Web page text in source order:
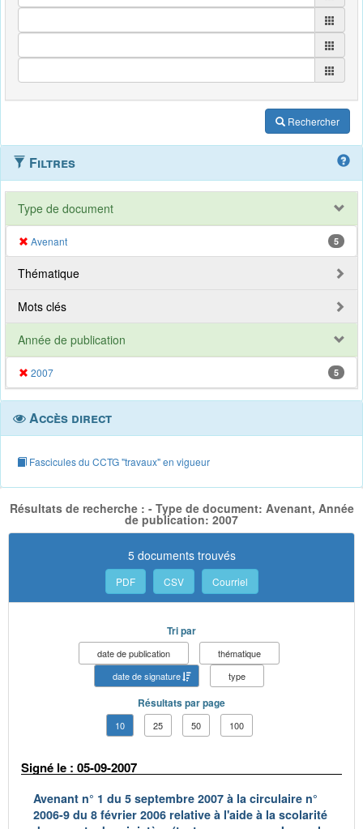
Rechercher
Filtres
Type de document
Avenant 5
Thématique
Mots clés
Année de publication
2007 5
Accès direct
Fascicules du CCTG "travaux" en vigueur
Résultats de recherche : - Type de document: Avenant, Année
de publication: 2007
5 documents trouvés
PDF CSV Courriel
Tri par
date de publication
thématique
date de signature
type
Résultats par page
10 25 50 100
Signé le : 05-09-2007
Avenant n° 1 du 5 septembre 2007 à la circulaire n°
2006-9 du 8 février 2006 relative à l'aide à la scolarité